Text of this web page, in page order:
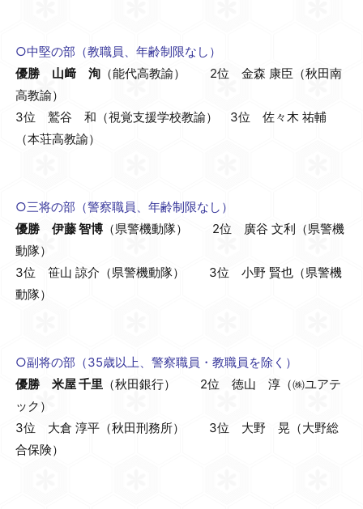
○中堅の部（教職員、年齢制限なし）
優勝 山﨑 洵（能代高教諭） 2位 金森 康臣（秋田南
高教諭）
3位 鷲谷 和（視覚支援学校教諭） 3位 佐々木 祐輔
（本荘高教諭）
○三将の部（警察職員、年齢制限なし）
優勝 伊藤 智博（県警機動隊） 2位 廣谷 文利（県警機
動隊）
3位 笹山 諒介（県警機動隊） 3位 小野 賢也（県警機
動隊）
○副将の部（35歳以上、警察職員・教職員を除く）
優勝 米屋 千里（秋田銀行） 2位 徳山 淳（㈱ユアテ
ック）
3位 大倉 淳平（秋田刑務所） 3位 大野 晃（大野総
合保険）